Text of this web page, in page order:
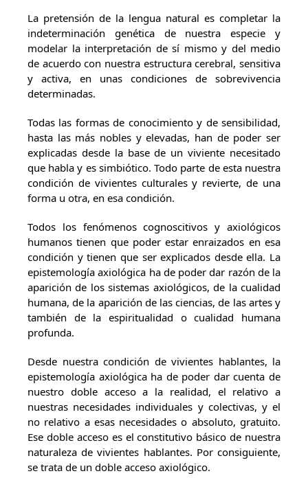
La pretensión de la lengua natural es completar la
indeterminación genética de nuestra especie y
modelar la interpretación de sí mismo y del medio
de acuerdo con nuestra estructura cerebral, sensitiva
y activa, en unas condiciones de sobrevivencia
determinadas.
Todas las formas de conocimiento y de sensibilidad,
hasta las más nobles y elevadas, han de poder ser
explicadas desde la base de un viviente necesitado
que habla y es simbiótico. Todo parte de esta nuestra
condición de vivientes culturales y revierte, de una
forma u otra, en esa condición.
Todos los fenómenos cognoscitivos y axiológicos
humanos tienen que poder estar enraizados en esa
condición y tienen que ser explicados desde ella. La
epistemología axiológica ha de poder dar razón de la
aparición de los sistemas axiológicos, de la cualidad
humana, de la aparición de las ciencias, de las artes y
también de la espiritualidad o cualidad humana
profunda.
Desde nuestra condición de vivientes hablantes, la
epistemología axiológica ha de poder dar cuenta de
nuestro doble acceso a la realidad, el relativo a
nuestras necesidades individuales y colectivas, y el
no relativo a esas necesidades o absoluto, gratuito.
Ese doble acceso es el constitutivo básico de nuestra
naturaleza de vivientes hablantes. Por consiguiente,
se trata de un doble acceso axiológico.